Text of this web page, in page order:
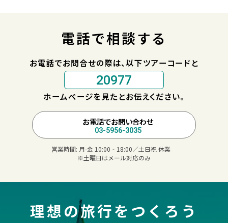
電話で相談する
お電話でお問合せの際は、以下ツアーコードと
20977
ホームページを見たとお伝えください。
お電話でお問い合わせ
03-5956-3035
営業時間: 月-金 10:00‐18:00／土日祝 休業
※土曜日はメール対応のみ
理想の旅行をつくろう